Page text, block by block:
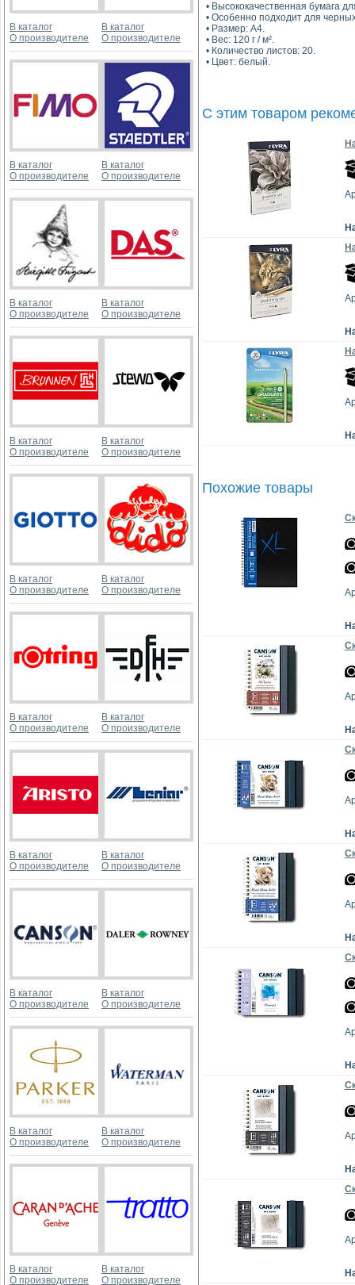
В каталог
О производителе
В каталог
О производителе
В каталог
О производителе
В каталог
О производителе
В каталог
О производителе
В каталог
О производителе
В каталог
О производителе
В каталог
О производителе
В каталог
О производителе
В каталог
О производителе
В каталог
О производителе
В каталог
О производителе
В каталог
О производителе
В каталог
О производителе
В каталог
О производителе
В каталог
О производителе
В каталог
О производителе
В каталог
О производителе
В каталог
О производителе
В каталог
О производителе
• Высококачественная бумага
• Особенно подходит для
• Размер: A4.
• Вес: 120 г / м².
• Количество листов: 20.
• Цвет: белый.
С этим товаром
Похожие товары